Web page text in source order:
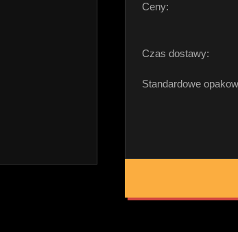
Ceny:
Czas dostawy:
Standardowe